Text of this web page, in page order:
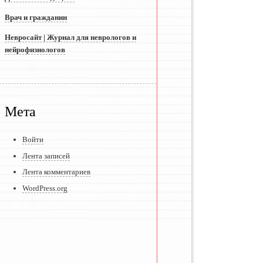
Врач и гражданин
Невросайт | Журнал для неврологов и
нейрофизиологов
Мета
Войти
Лента записей
Лента комментариев
WordPress.org